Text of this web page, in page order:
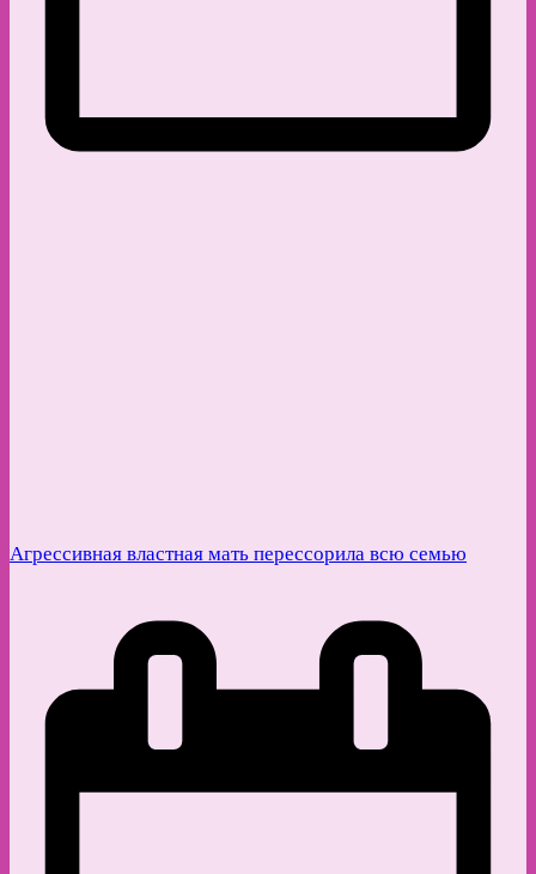
Агрессивная властная мать перессорила всю семью